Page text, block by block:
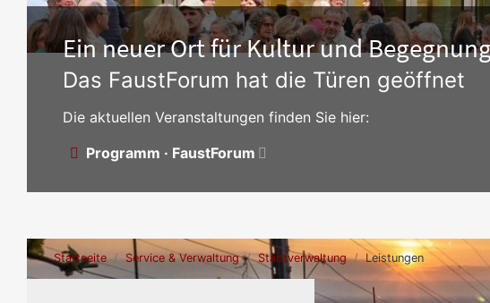
Ein neuer Ort für Kultur und
Das FaustForum hat die Türen geöffnet
Die aktuellen Veranstaltungen finden Sie hier:
Programm · FaustForum
Startseite Service & Verwaltung Stadtverwaltung Leistungen